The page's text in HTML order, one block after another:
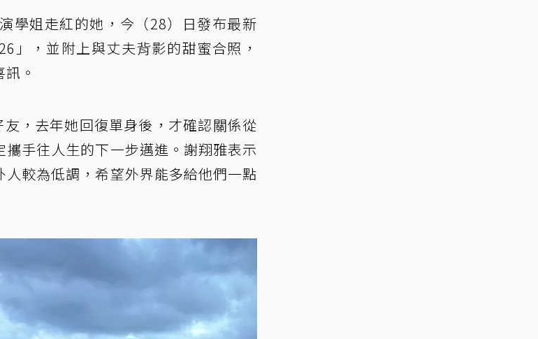
學姐走紅的她，今（28）日發布最新
」，並附上與丈夫背影的甜蜜合照，
。
，去年她回復單身後，才確認關係從
手往人生的下一步邁進。謝翔雅表示
較為低調，希望外界能多給他們一點